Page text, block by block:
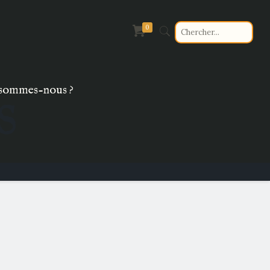
nous ?
0